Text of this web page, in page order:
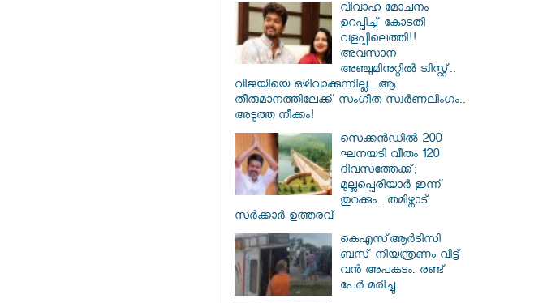
വിവാഹ മോചനം
ഉറപ്പിച്ച് കോടതി
വളപ്പിലെത്തി!!
അവസാന
അഞ്ചുമിനുറ്റിൽ ട്വിസ്റ്റ്..
വിജയിയെ ഒഴിവാക്കുന്നില്ല.. ആ
തീരുമാനത്തിലേക്ക് സംഗീത സ്വർണലിംഗം..
അടുത്ത നീക്കം!
സെക്കൻഡിൽ 200
ഘനയടി വീതം 120
ദിവസത്തേക്ക്;
മുല്ലപ്പെരിയാർ ഇന്ന്
തുറക്കും.. തമിഴ്നാട്
സർക്കാർ ഉത്തരവ്
കെഎസ്ആര്‍ടിസി
ബസ് നിയന്ത്രണം വിട്ട്
വൻ അപകടം. രണ്ട്
പേർ മരിച്ചു.